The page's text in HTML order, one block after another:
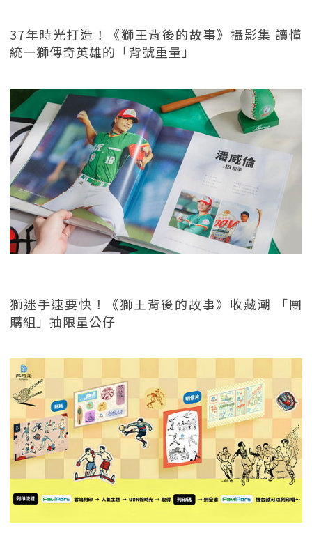
37年時光打造！《獅王背後的故事》攝影集 讀懂
統一獅傳奇英雄的「背號重量」
獅迷手速要快！《獅王背後的故事》收藏潮 「團
購組」抽限量公仔